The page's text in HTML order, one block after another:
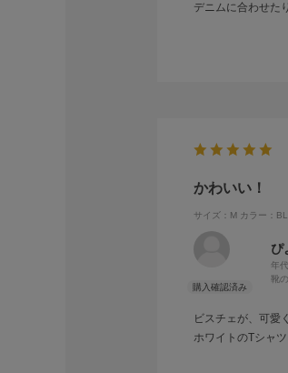
デニムに合わせた
かわいい！
サイズ：M カラー：
ぴ
年
靴
ビスチェが、可愛
ホワイトのTシャツ